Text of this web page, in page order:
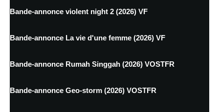
Bande-annonce violent night 2 (2026) VF
Bande-annonce La vie d'une femme (2026) VF
Bande-annonce Rumah Singgah (2026) VOSTFR
Bande-annonce Geo-storm (2026) VOSTFR